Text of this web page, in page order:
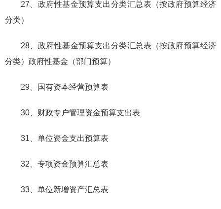
27、政府性基金预算支出分类汇总表（按政府预算经济
分类）
28、政府性基金预算支出分类汇总表（按政府预算经济
分类）政府性基金（部门预算）
29、国有资本经营预算表
30、财政专户管理资金预算支出表
31、单位资金支出预算表
32、专项资金预算汇总表
33、单位新增资产汇总表